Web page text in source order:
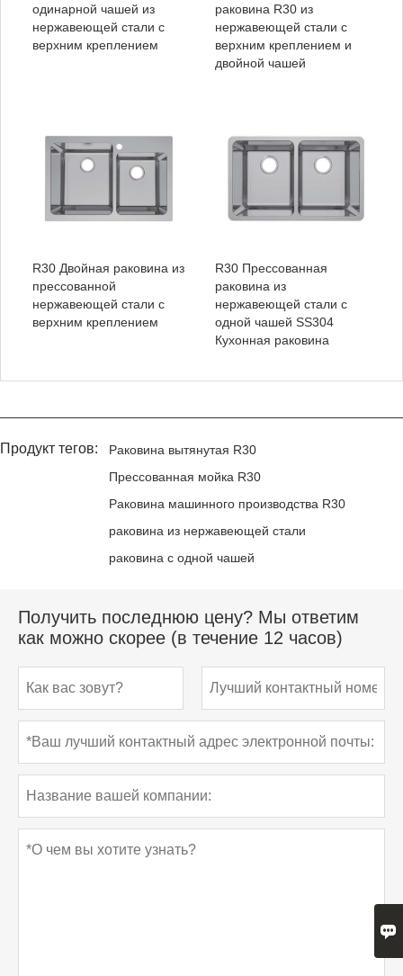
одинарной чашей из
нержавеющей стали с
верхним креплением
раковина R30 из
нержавеющей стали с
верхним креплением и
двойной чашей
R30 Двойная раковина из
прессованной
нержавеющей стали с
верхним креплением
R30 Прессованная
раковина из
нержавеющей стали с
одной чашей SS304
Кухонная раковина
Продукт тегов:
Раковина вытянутая R30
Прессованная мойка R30
Раковина машинного производства R30
раковина из нержавеющей стали
раковина с одной чашей
Получить последнюю цену? Мы ответим
как можно скорее (в течение 12 часов)
